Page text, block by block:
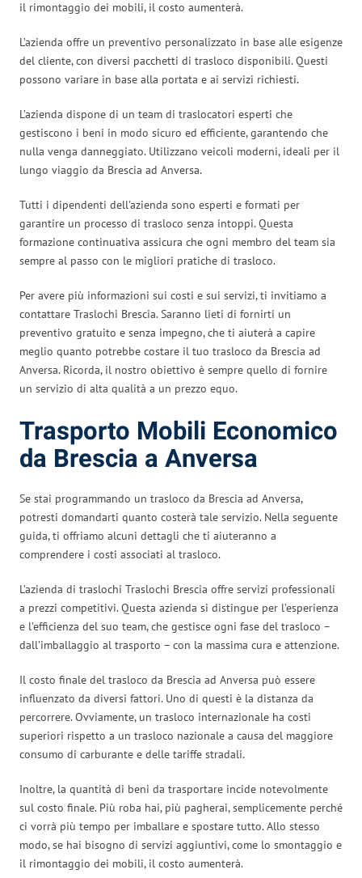
il rimontaggio dei mobili, il costo aumenterà.
L’azienda offre un preventivo personalizzato in base alle esigenze
del cliente, con diversi pacchetti di trasloco disponibili. Questi
possono variare in base alla portata e ai servizi richiesti.
L’azienda dispone di un team di traslocatori esperti che
gestiscono i beni in modo sicuro ed efficiente, garantendo che
nulla venga danneggiato. Utilizzano veicoli moderni, ideali per il
lungo viaggio da Brescia ad Anversa.
Tutti i dipendenti dell’azienda sono esperti e formati per
garantire un processo di trasloco senza intoppi. Questa
formazione continuativa assicura che ogni membro del team sia
sempre al passo con le migliori pratiche di trasloco.
Per avere più informazioni sui costi e sui servizi, ti invitiamo a
contattare Traslochi Brescia. Saranno lieti di fornirti un
preventivo gratuito e senza impegno, che ti aiuterà a capire
meglio quanto potrebbe costare il tuo trasloco da Brescia ad
Anversa. Ricorda, il nostro obiettivo è sempre quello di fornire
un servizio di alta qualità a un prezzo equo.
Trasporto Mobili Economico
da Brescia a Anversa
Se stai programmando un trasloco da Brescia ad Anversa,
potresti domandarti quanto costerà tale servizio. Nella seguente
guida, ti offriamo alcuni dettagli che ti aiuteranno a
comprendere i costi associati al trasloco.
L’azienda di traslochi Traslochi Brescia offre servizi professionali
a prezzi competitivi. Questa azienda si distingue per l’esperienza
e l’efficienza del suo team, che gestisce ogni fase del trasloco –
dall’imballaggio al trasporto – con la massima cura e attenzione.
Il costo finale del trasloco da Brescia ad Anversa può essere
influenzato da diversi fattori. Uno di questi è la distanza da
percorrere. Ovviamente, un trasloco internazionale ha costi
superiori rispetto a un trasloco nazionale a causa del maggiore
consumo di carburante e delle tariffe stradali.
Inoltre, la quantità di beni da trasportare incide notevolmente
sul costo finale. Più roba hai, più pagherai, semplicemente perché
ci vorrà più tempo per imballare e spostare tutto. Allo stesso
modo, se hai bisogno di servizi aggiuntivi, come lo smontaggio e
il rimontaggio dei mobili, il costo aumenterà.